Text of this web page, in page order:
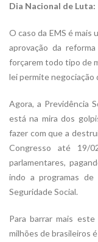
Dia Nacional de Luta:
O caso da EMS é mais
aprovação da
forçarem todo tipo de
lei permite negociação
Agora, a Previdência
está na mira dos
fazer com que a
Congresso até 19/
parlamentares,
indo a programas
Seguridade Social.
Para barrar mais
milhões de brasileiros